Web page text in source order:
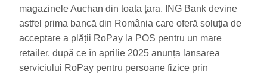
magazinele Auchan din toata țara. ING Bank devine
astfel prima bancă din România care oferă soluția de
acceptare a plății RoPay la POS pentru un mare
retailer, după ce în aprilie 2025 anunța lansarea
serviciului RoPay pentru persoane fizice prin